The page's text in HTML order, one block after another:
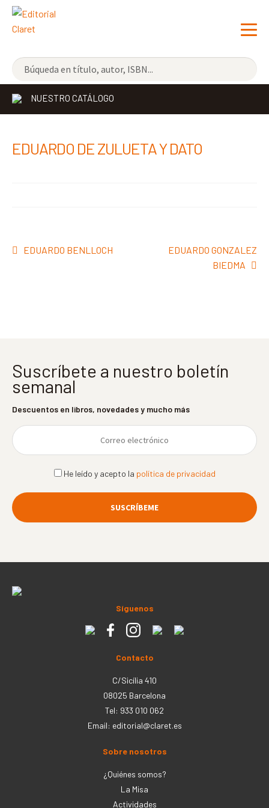
NOVEDADES
LOS MÁS VENDIDOS
NUESTRO CATÁLOGO
EDUARDO DE ZULUETA Y DATO
Navegación
Anterior:
EDUARDO BENLLOCH Siguiente:
EDUARDO GONZALEZ
BIEDMA
Suscríbete a nuestro boletín
semanal
Descuentos en libros, novedades y mucho más
He leído y acepto la política de privacidad
Síguenos
Contacto
C/Sicília 410
08025 Barcelona
Tel: 933 010 062
Email: editorial@claret.es
Sobre nosotros
¿Quiénes somos?
La Misa
Actividades